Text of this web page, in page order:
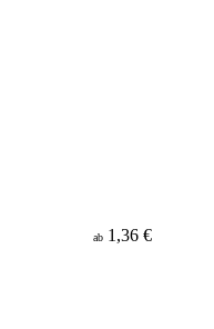
ab 1,36 €